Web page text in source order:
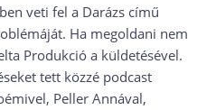
veti fel a Darázs című
Ha megoldani nem
Produkció a küldetésével.
tett közzé podcast
Peller Annával,